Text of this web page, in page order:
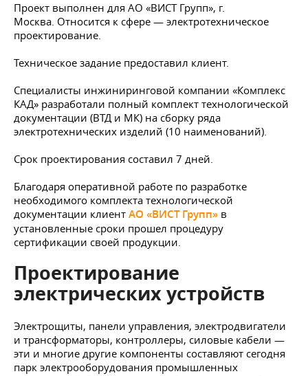
Проект выполнен для АО «ВИСТ Групп», г.
Москва. Относится к сфере — электротехническое
проектирование.
Техническое задание предоставил клиент.
Специалисты инжиниринговой компании «Комплекс
КАД» разработали полный комплект технологической
документации (ВТД и МК) на сборку ряда
электротехнических изделий (10 наименований).
Срок проектирования составил 7 дней.
Благодаря оперативной работе по разработке
необходимого комплекта технологической
документации клиент АО «ВИСТ Групп» в
установленные сроки прошел процедуру
сертификации своей продукции.
Проектирование
электрических устройств
Электрощиты, панели управления, электродвигатели
и трансформаторы, контроллеры, силовые кабели —
эти и многие другие компоненты составляют сегодня
парк электрооборудования промышленных